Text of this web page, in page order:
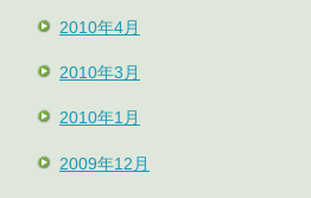
2010年4月
2010年3月
2010年1月
2009年12月